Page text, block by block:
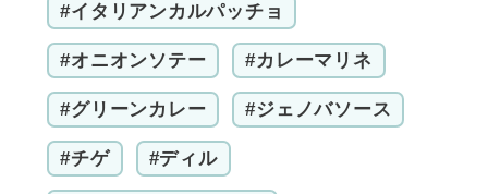
#イタリアンカルパッチョ
#オニオンソテー #カレーマリネ
#グリーンカレー #ジェノバソース
#チゲ #ディル